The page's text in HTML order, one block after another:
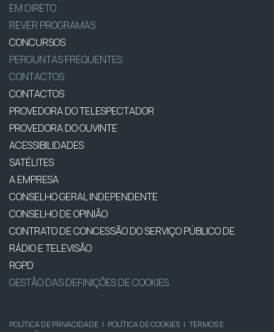
EM DIRETO
REVER PROGRAMAS
CONCURSOS
PERGUNTAS FREQUENTES
CONTACTOS
CONTACTOS
PROVEDORA DO TELESPECTADOR
PROVEDORA DO OUVINTE
ACESSIBILIDADES
SATÉLITES
A EMPRESA
CONSELHO GERAL INDEPENDENTE
CONSELHO DE OPINIÃO
CONTRATO DE CONCESSÃO DO SERVIÇO PÚBLICO DE
RÁDIO E TELEVISÃO
RGPD
GESTÃO DAS DEFINIÇÕES DE COOKIES
POLÍTICA DE PRIVACIDADE | POLÍTICA DE COOKIES | TERMOS E